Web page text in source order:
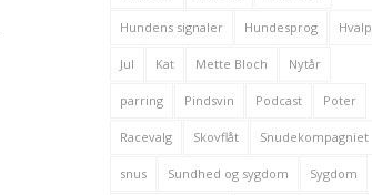
Hundens signaler Hundesprog Hvalp
Jul Kat Mette Bloch Nytår
parring Pindsvin Podcast Poter
Racevalg Skovflåt Snudekompagniet
snus Sundhed og sygdom Sygdom